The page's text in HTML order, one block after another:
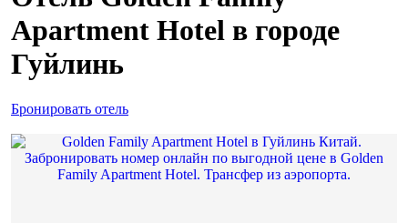
Apartment Hotel в городе
Гуйлинь
Бронировать отель